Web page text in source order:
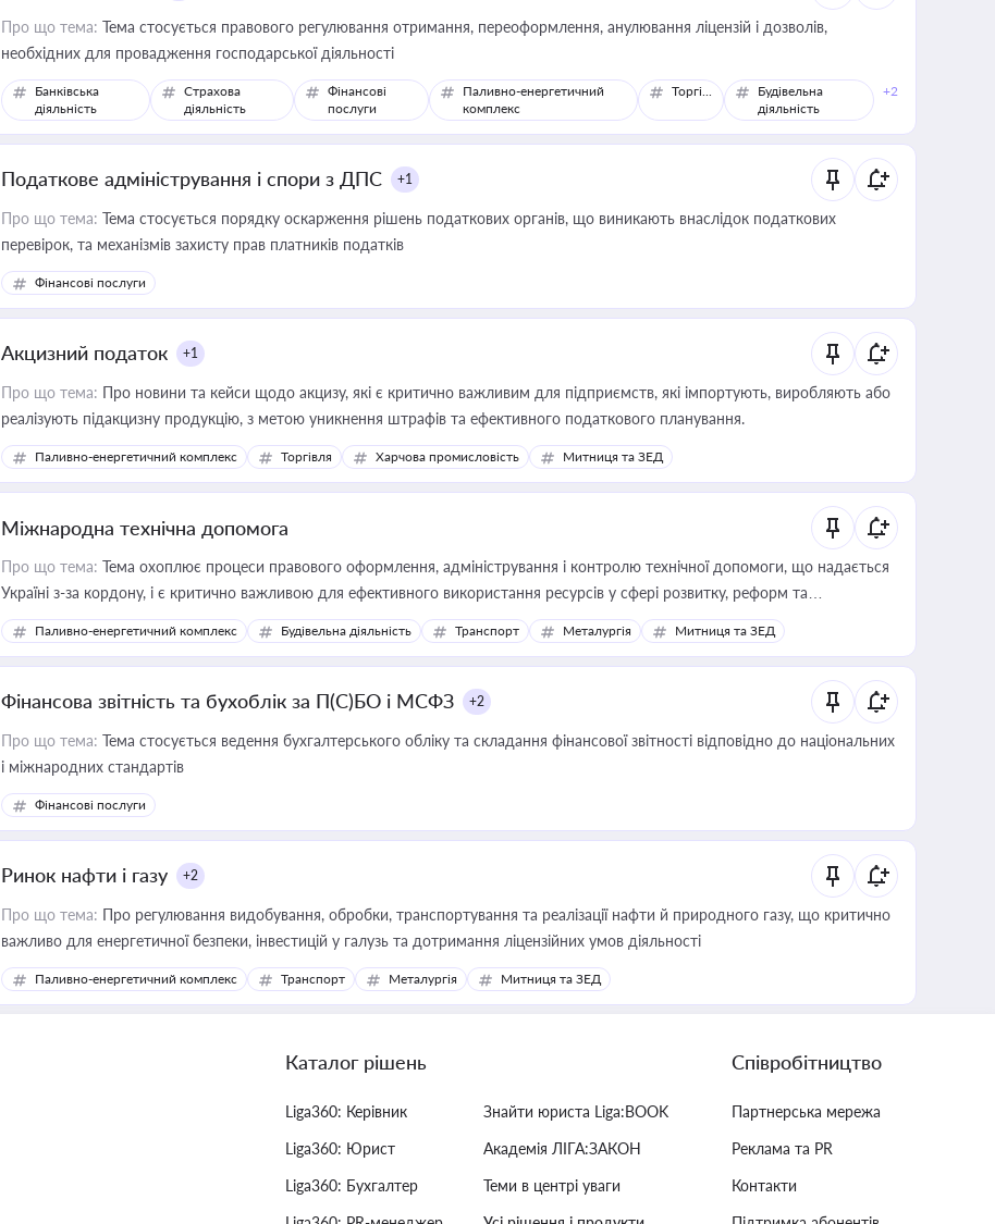
Про що тема: Тема стосується правового регулювання отримання, переоформлення, анулювання ліцензій і дозволів,
необхідних для провадження господарської діяльності
Банківська
діяльність
Страхова
діяльність
Фінансові
послуги
Паливно-енергетичний
комплекс
Торгівля
Будівельна
діяльність
+2
Податкове адміністрування і спори з ДПС +1
Про що тема: Тема стосується порядку оскарження рішень податкових органів, що виникають внаслідок податкових
перевірок, та механізмів захисту прав платників податків
Фінансові послуги
Акцизний податок +1
Про що тема: Про новини та кейси щодо акцизу, які є критично важливим для підприємств, які імпортують, виробляють або
реалізують підакцизну продукцію, з метою уникнення штрафів та ефективного податкового планування.
Паливно-енергетичний комплекс Торгівля Харчова промисловість Митниця та ЗЕД
Міжнародна технічна допомога
Про що тема: Тема охоплює процеси правового оформлення, адміністрування і контролю технічної допомоги, що надається
Україні з-за кордону, і є критично важливою для ефективного використання ресурсів у сфері розвитку, реформ та
інфраструктурних проєктів
Паливно-енергетичний комплекс Будівельна діяльність Транспорт Металургія Митниця та ЗЕД
Фінансова звітність та бухоблік за П(С)БО і МСФЗ +2
Про що тема: Тема стосується ведення бухгалтерського обліку та складання фінансової звітності відповідно до національних
і міжнародних стандартів
Фінансові послуги
Ринок нафти і газу +2
Про що тема: Про регулювання видобування, обробки, транспортування та реалізації нафти й природного газу, що критично
важливо для енергетичної безпеки, інвестицій у галузь та дотримання ліцензійних умов діяльності
Паливно-енергетичний комплекс Транспорт Металургія Митниця та ЗЕД
Каталог рішень
Liga360: Керівник
Liga360: Юрист
Liga360: Бухгалтер
Знайти юриста Liga:BOOK
Академія ЛІГА:ЗАКОН
Теми в центрі уваги
Співробітництво
Партнерська мережа
Реклама та PR
Контакти